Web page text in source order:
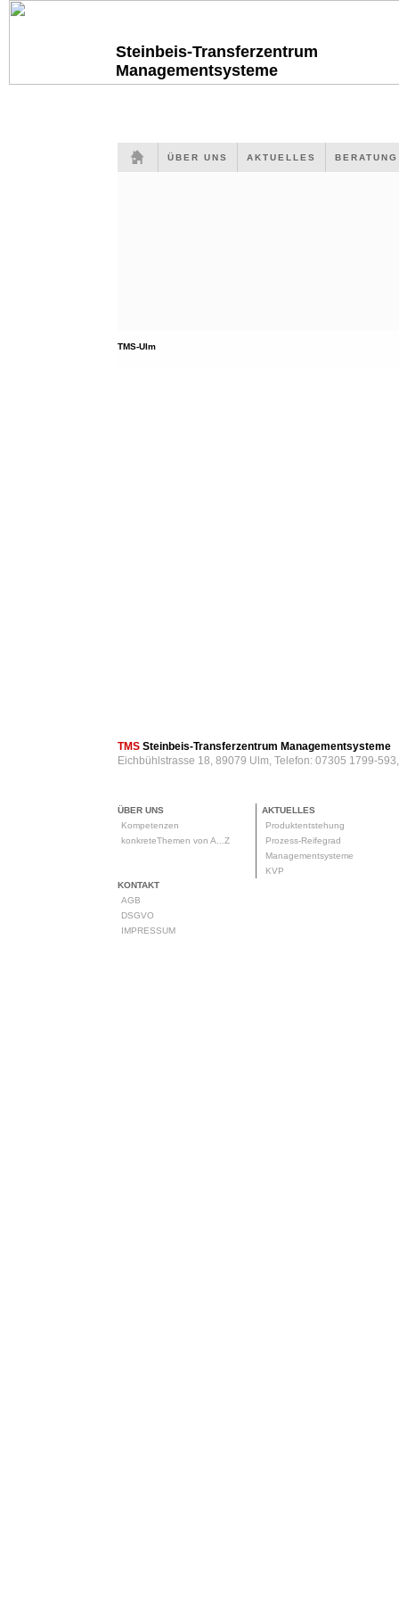
Steinbeis-Transferzentrum
Managementsysteme
ÜBER UNS AKTUELLES
TMS-Ulm
TMS Steinbeis-Transferzentrum Managementsysteme
Eichbühlstrasse 18, 89079 Ulm, Telefon: 07305 1799-
ÜBER UNS
Kompetenzen
konkreteThemen von A...Z
AKTUELLES
Produktentstehung
Prozess-Reifegrad
Managementsysteme
KVP
KONTAKT
AGB
DSGVO
IMPRESSUM